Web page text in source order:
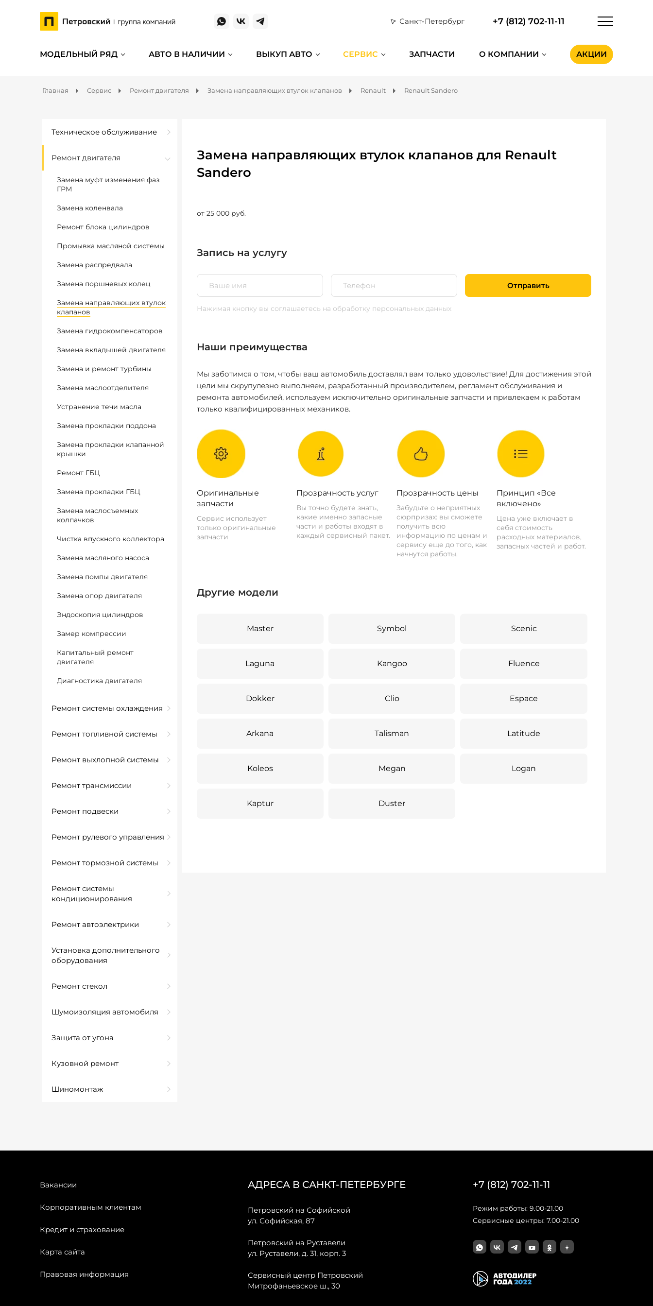
Санкт-Петербург +7 (812) 702-11-11
МОДЕЛЬНЫЙ РЯД АВТО В НАЛИЧИИ ВЫКУП АВТО СЕРВИС ЗАПЧАСТИ О КОМПАНИИ АКЦИИ
Главная Сервис Ремонт двигателя Замена направляющих втулок клапанов Renault Renault Sandero
Техническое обслуживание
Ремонт двигателя
Замена муфт изменения фаз
ГРМ
Замена коленвала
Ремонт блока цилиндров
Промывка масляной системы
Замена распредвала
Замена поршневых колец
Замена направляющих втулок
клапанов
Замена гидрокомпенсаторов
Замена вкладышей двигателя
Замена и ремонт турбины
Замена маслоотделителя
Устранение течи масла
Замена прокладки поддона
Замена прокладки клапанной
крышки
Ремонт ГБЦ
Замена прокладки ГБЦ
Замена маслосъемных
колпачков
Чистка впускного коллектора
Замена масляного насоса
Замена помпы двигателя
Замена опор двигателя
Эндоскопия цилиндров
Замер компрессии
Капитальный ремонт
двигателя
Диагностика двигателя
Ремонт системы охлаждения
Ремонт топливной системы
Ремонт выхлопной системы
Ремонт трансмиссии
Ремонт подвески
Ремонт рулевого управления
Ремонт тормозной системы
Ремонт системы
кондиционирования
Ремонт автоэлектрики
Установка дополнительного
оборудования
Ремонт стекол
Шумоизоляция автомобиля
Защита от угона
Кузовной ремонт
Шиномонтаж
Замена направляющих втулок клапанов для Renault
Sandero
от 25 000 руб.
Запись на услугу
Отправить
Нажимая кнопку вы соглашаетесь на обработку персональных данных
Наши преимущества
Мы заботимся о том, чтобы ваш автомобиль доставлял вам только удовольствие! Для достижения этой
цели мы скрупулезно выполняем, разработанный производителем, регламент обслуживания и
ремонта автомобилей, используем исключительно оригинальные запчасти и привлекаем к работам
только квалифицированных механиков.
Оригинальные
запчасти
Сервис использует
только оригинальные
запчасти
Прозрачность услуг
Вы точно будете знать,
какие именно запасные
части и работы входят в
каждый сервисный пакет.
Прозрачность цены
Забудьте о неприятных
сюрпризах: вы сможете
получить всю
информацию по ценам и
сервису еще до того, как
начнутся работы.
Принцип «Все
включено»
Цена уже включает в
себя стоимость
расходных материалов,
запасных частей и работ.
Другие модели
Master Symbol Scenic
Laguna Kangoo Fluence
Dokker Clio Espace
Arkana Talisman Latitude
Koleos Megan Logan
Kaptur Duster
Вакансии
Корпоративным клиентам
Кредит и страхование
Карта сайта
Правовая информация
АДРЕСА В САНКТ-ПЕТЕРБУРГЕ
Петровский на Софийской
ул. Софийская, 87
Петровский на Руставели
ул. Руставели, д. 31, корп. 3
Сервисный центр Петровский
Митрофаньевское ш., 30
+7 (812) 702-11-11
Режим работы: 9.00-21.00
Сервисные центры: 7.00-21.00